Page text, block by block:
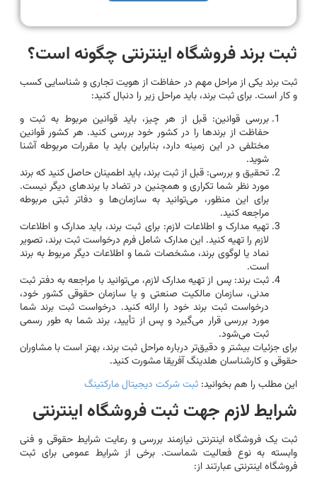
ثبت برند فروشگاه اینترنتی چگونه است؟
ثبت برند یکی از مراحل مهم در حفاظت از هویت تجاری و شناسایی کسب
و کار است. برای ثبت برند، باید مراحل زیر را دنبال کنید:
بررسی قوانین: قبل از هر چیز، باید قوانین مربوط به ثبت و
حفاظت از برندها را در کشور خود بررسی کنید. هر کشور قوانین
مختلفی در این زمینه دارد، بنابراین باید با مقررات مربوطه آشنا
شوید.
تحقیق و بررسی: قبل از ثبت برند، باید اطمینان حاصل کنید که برند
مورد نظر شما تکراری و همچنین در تضاد با برندهای دیگر نیست.
برای این منظور، می‌توانید به سازمان‌ها و دفاتر ثبتی مربوطه
مراجعه کنید.
تهیه مدارک و اطلاعات لازم: برای ثبت برند، باید مدارک و اطلاعات
لازم را تهیه کنید. این مدارک شامل فرم درخواست ثبت برند، تصویر
نماد یا لوگوی برند، مشخصات شما و اطلاعات دیگر مربوط به برند
است.
ثبت برند: پس از تهیه مدارک لازم، می‌توانید با مراجعه به دفتر ثبت
مدنی، سازمان مالکیت صنعتی و یا سازمان حقوقی کشور خود،
درخواست ثبت برند خود را ارائه کنید. درخواست ثبت برند شما
مورد بررسی قرار می‌گیرد و پس از تأیید، برند شما به طور رسمی
ثبت می‌شود.
برای جزئیات بیشتر و دقیق‌تر درباره مراحل ثبت برند، بهتر است با مشاوران
حقوقی و کارشناسان هلدینگ آفریقا مشورت کنید.
این مطلب را هم بخوانید: ثبت شرکت دیجیتال مارکتینگ
شرایط لازم جهت ثبت فروشگاه اینترنتی
ثبت یک فروشگاه اینترنتی نیازمند بررسی و رعایت شرایط حقوقی و فنی
وابسته به نوع فعالیت شماست. برخی از شرایط عمومی برای ثبت
فروشگاه اینترنتی عبارتند از: